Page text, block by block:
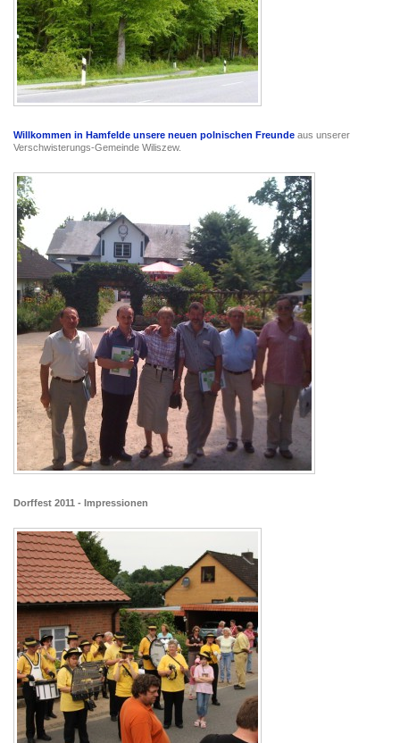
Willkommen in Hamfelde unsere neuen polnischen Freunde aus unserer
Verschwisterungs-Gemeinde Wiliszew.
Dorffest 2011 - Impressionen